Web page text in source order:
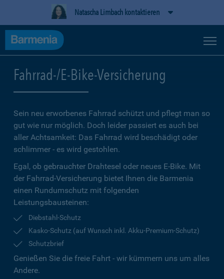
Natascha Limbach kontaktieren
Fahrrad-/E-Bike-Versicherung
Sein neu erworbenes Fahrrad schützt und pflegt man so
gut wie nur möglich. Doch leider passiert es auch bei
aller Achtsamkeit: Das Fahrrad wird beschädigt oder
schlimmer - es wird gestohlen.
Egal, ob gebrauchter Drahtesel oder neues E-Bike. Mit
der Fahrrad-Versicherung bietet Ihnen die Barmenia
einen Rundumschutz mit folgenden
Leistungsbausteinen:
Diebstahl-Schutz
Kasko-Schutz (auf Wunsch inkl. Akku-Premium-Schutz)
Schutzbrief
Genießen Sie die freie Fahrt - wir kümmern uns um alles
Andere.